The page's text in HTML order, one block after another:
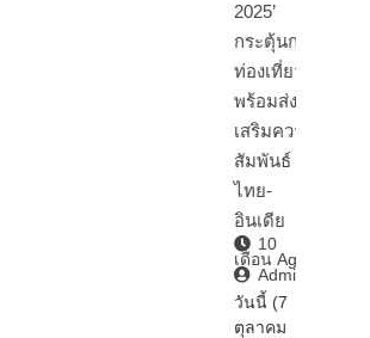
2025’
กระตุ้นการ
ท่องเที่ยว
พร้อมส่ง
เสริมความ
สัมพันธ์
ไทย-
อินเดีย
10
เดือน Ago
Admin2
วันนี้ (7
ตุลาคม